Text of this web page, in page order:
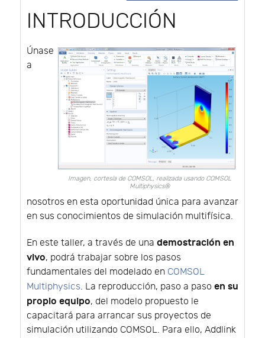
INTRODUCCIÓN
Imagen, cortesía de COMSOL, realizada usando COMSOL
Multiphysics®
Únase
a
nosotros en esta oportunidad única para avanzar
en sus conocimientos de simulación multifísica.
En este taller, a través de una demostración en
vivo, podrá trabajar sobre los pasos
fundamentales del modelado en COMSOL
Multiphysics. La reproducción, paso a paso en su
propio equipo, del modelo propuesto le
capacitará para arrancar sus proyectos de
simulación utilizando COMSOL. Para ello, Addlink